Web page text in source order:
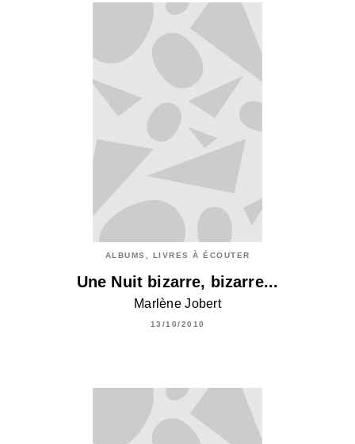
ALBUMS, LIVRES À ÉCOUTER
Une Nuit bizarre, bizarre...
Marlène Jobert
13/10/2010